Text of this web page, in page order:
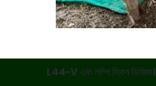
L44-V এবং লম্পি স্কিন ডিজিজ।